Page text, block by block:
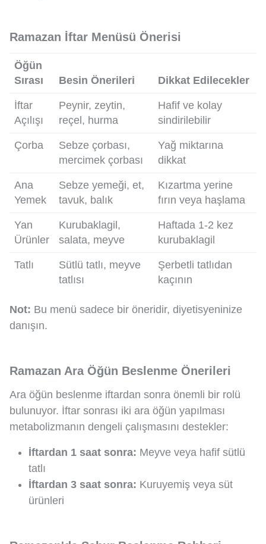
Ramazan İftar Menüsü Önerisi
Öğün
Sırası
Besin Önerileri Dikkat Edilecekler
İftar
Açılışı
Peynir, zeytin,
reçel, hurma
Hafif ve kolay
sindirilebilir
Çorba
Sebze çorbası,
mercimek çorbası
Yağ miktarına
dikkat
Ana
Yemek
Sebze yemeği, et,
tavuk, balık
Kızartma yerine
fırın veya haşlama
Yan
Ürünler
Kurubaklagil,
salata, meyve
Haftada 1-2 kez
kurubaklagil
Tatlı
Sütlü tatlı, meyve
tatlısı
Şerbetli tatlıdan
kaçının
Not: Bu menü sadece bir öneridir, diyetisyeninize
danışın.
Ramazan Ara Öğün Beslenme Önerileri
Ara öğün beslenme iftardan sonra önemli bir rolü
bulunuyor. İftar sonrası iki ara öğün yapılması
metabolizmanın dengeli çalışmasını destekler:
İftardan 1 saat sonra: Meyve veya hafif sütlü
tatlı
İftardan 3 saat sonra: Kuruyemiş veya süt
ürünleri